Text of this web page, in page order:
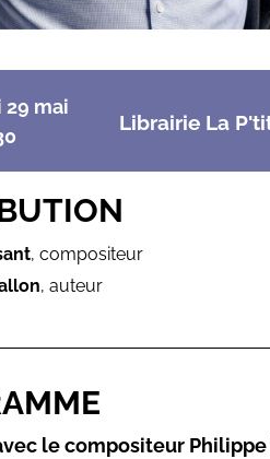
mai
Librairie La
, compositeur
, auteur
le compositeur